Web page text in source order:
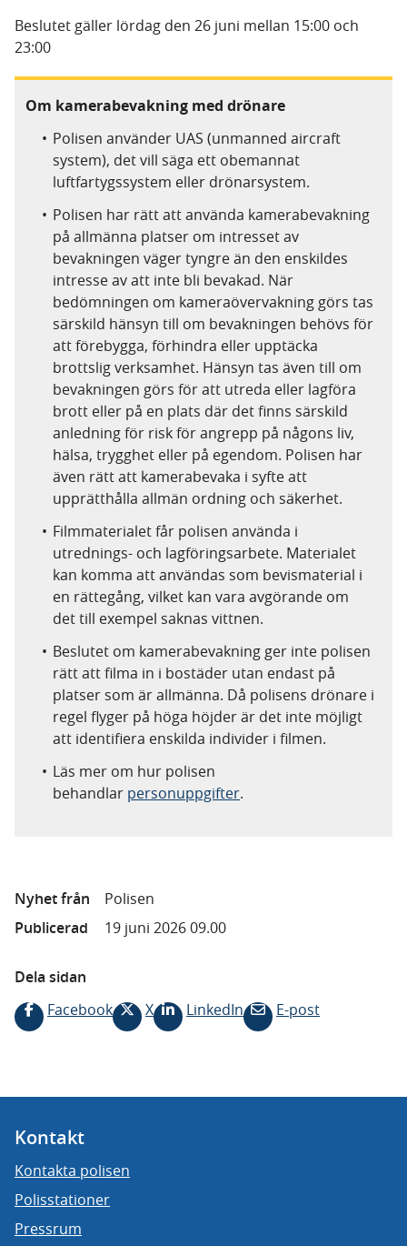
Beslutet gäller lördag den 26 juni mellan 15:00 och
23:00
Om kamerabevakning med drönare
Polisen använder UAS (unmanned aircraft
system), det vill säga ett obemannat
luftfartygssystem eller drönarsystem.
Polisen har rätt att använda kamerabevakning
på allmänna platser om intresset av
bevakningen väger tyngre än den enskildes
intresse av att inte bli bevakad. När
bedömningen om kameraövervakning görs tas
särskild hänsyn till om bevakningen behövs för
att förebygga, förhindra eller upptäcka
brottslig verksamhet. Hänsyn tas även till om
bevakningen görs för att utreda eller lagföra
brott eller på en plats där det finns särskild
anledning för risk för angrepp på någons liv,
hälsa, trygghet eller på egendom. Polisen har
även rätt att kamerabevaka i syfte att
upprätthålla allmän ordning och säkerhet.
Filmmaterialet får polisen använda i
utrednings- och lagföringsarbete. Materialet
kan komma att användas som bevismaterial i
en rättegång, vilket kan vara avgörande om
det till exempel saknas vittnen.
Beslutet om kamerabevakning ger inte polisen
rätt att filma in i bostäder utan endast på
platser som är allmänna. Då polisens drönare i
regel flyger på höga höjder är det inte möjligt
att identifiera enskilda individer i filmen.
Läs mer om hur polisen
behandlar personuppgifter.
Nyhet från
Polisen
Publicerad
19 juni 2026 09.00
Dela sidan
Facebook
X LinkedIn E-post
Kontakt
Kontakta polisen
Polisstationer
Pressrum